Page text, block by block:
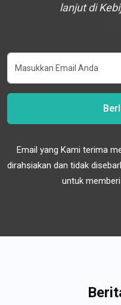
lanjut di
Email yang Kami terima
dirahsiakan dan tidak
untuk